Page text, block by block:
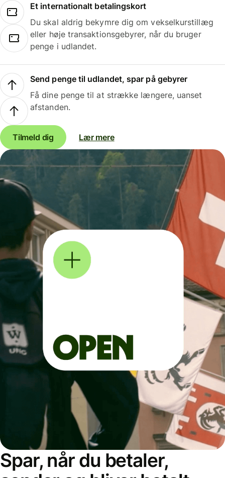
Et internationalt betalingskort
Du skal aldrig bekymre dig om vekselkurstillæg
eller høje transaktionsgebyrer, når du bruger
penge i udlandet.
Send penge til udlandet, spar på gebyrer
Få dine penge til at strække længere, uanset
afstanden.
Tilmeld dig Lær mere
Spar, når du betaler,